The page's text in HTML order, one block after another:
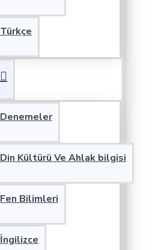
Türkçe
Denemeler
Din Kültürü Ve Ahlak bilgisi
Fen Bilimleri
İngilizce